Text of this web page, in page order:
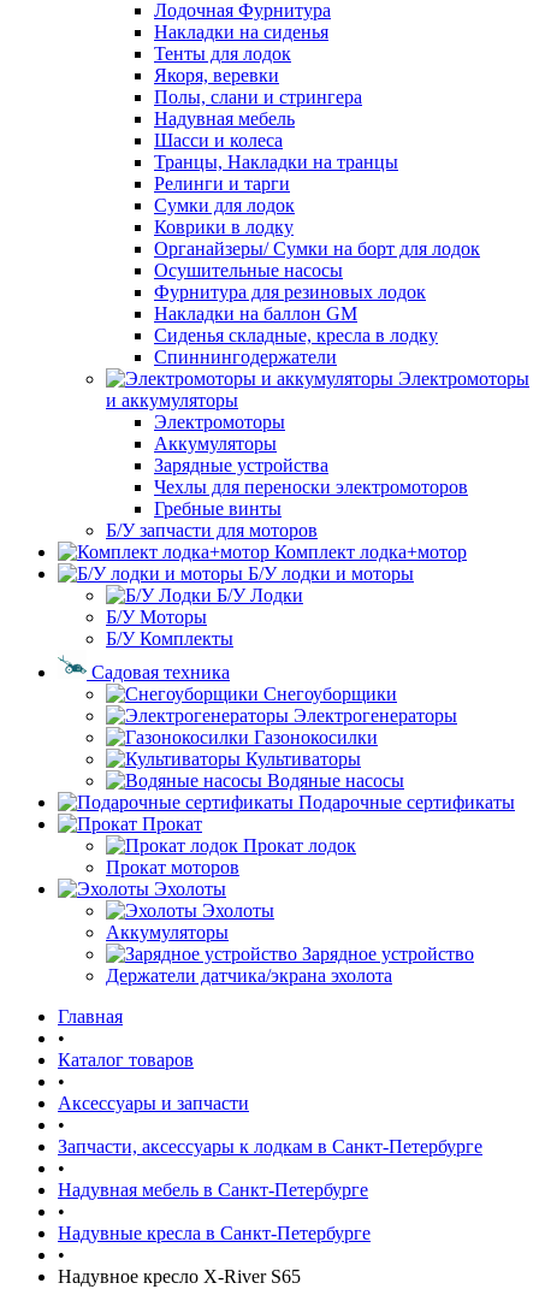
Лодочная Фурнитура
Накладки на сиденья
Тенты для лодок
Якоря, веревки
Полы, слани и стрингера
Надувная мебель
Шасси и колеса
Транцы, Накладки на транцы
Релинги и тарги
Сумки для лодок
Коврики в лодку
Органайзеры/ Сумки на борт для лодок
Осушительные насосы
Фурнитура для резиновых лодок
Накладки на баллон GM
Сиденья складные, кресла в лодку
Спиннингодержатели
Электромоторы
и аккумуляторы
Электромоторы
Аккумуляторы
Зарядные устройства
Чехлы для переноски электромоторов
Гребные винты
Б/У запчасти для моторов
Комплект лодка+мотор
Б/У лодки и моторы
Б/У Лодки
Б/У Моторы
Б/У Комплекты
Садовая техника
Снегоуборщики
Электрогенераторы
Газонокосилки
Культиваторы
Водяные насосы
Подарочные сертификаты
Прокат
Прокат лодок
Прокат моторов
Эхолоты
Эхолоты
Аккумуляторы
Зарядное устройство
Держатели датчика/экрана эхолота
Главная
•
Каталог товаров
•
Аксессуары и запчасти
•
Запчасти, аксессуары к лодкам в Санкт-Петербурге
•
Надувная мебель в Санкт-Петербурге
•
Надувные кресла в Санкт-Петербурге
•
Надувное кресло X-River S65